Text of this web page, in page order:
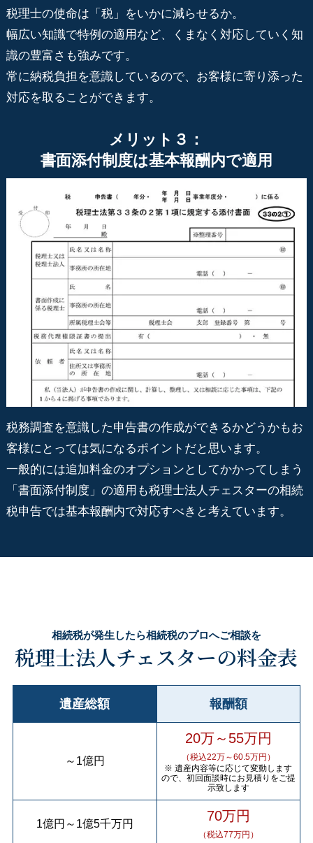
税理士の使命は「税」をいかに減らせるか。
幅広い知識で特例の適用など、くまなく対応していく知
識の豊富さも強みです。
常に納税負担を意識しているので、お客様に寄り添った
対応を取ることができます。
メリット３：
書面添付制度は基本報酬内で適用
税務調査を意識した申告書の作成ができるかどうかもお
客様にとっては気になるポイントだと思います。
一般的には追加料金のオプションとしてかかってしまう
「書面添付制度」の適用も税理士法人チェスターの相続
税申告では基本報酬内で対応すべきと考えています。
相続税が発生したら相続税のプロへご相談を
税理士法人チェスターの料金表
遺産総額 報酬額
～ 1億円
20万～55万円
（税込22万～60.5万円）
※ 遺産内容等に応じて変動します
ので、初回面談時にお見積りをご提
示致します
1億円 ～ 1億5千万円 70万円
（税込77万円）